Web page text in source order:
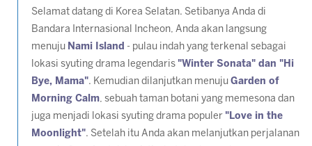
Selamat datang di Korea Selatan. Setibanya Anda di
Bandara Internasional Incheon, Anda akan langsung
menuju Nami Island - pulau indah yang terkenal sebagai
lokasi syuting drama legendaris "Winter Sonata" dan "Hi
Bye, Mama". Kemudian dilanjutkan menuju Garden of
Morning Calm, sebuah taman botani yang memesona dan
juga menjadi lokasi syuting drama populer "Love in the
Moonlight". Setelah itu Anda akan melanjutkan perjalanan